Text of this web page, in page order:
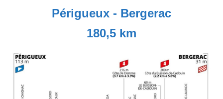
Périgueux - Bergerac
180,5 km